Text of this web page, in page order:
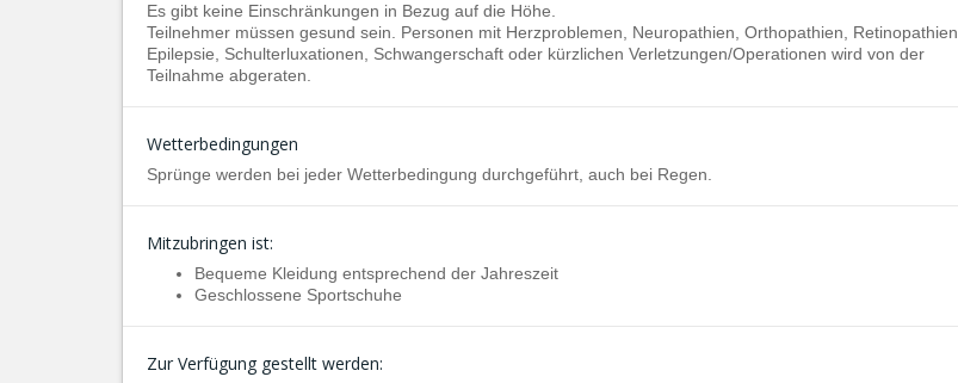
Es gibt keine Einschränkungen in Bezug auf die Höhe.
Teilnehmer müssen gesund sein. Personen mit Herzproblemen, Neuropathien, Orthopathien, Retinopathien,
Epilepsie, Schulterluxationen, Schwangerschaft oder kürzlichen Verletzungen/Operationen wird von der
Teilnahme abgeraten.
Wetterbedingungen
Sprünge werden bei jeder Wetterbedingung durchgeführt, auch bei Regen.
Mitzubringen ist:
Bequeme Kleidung entsprechend der Jahreszeit
Geschlossene Sportschuhe
Zur Verfügung gestellt werden: